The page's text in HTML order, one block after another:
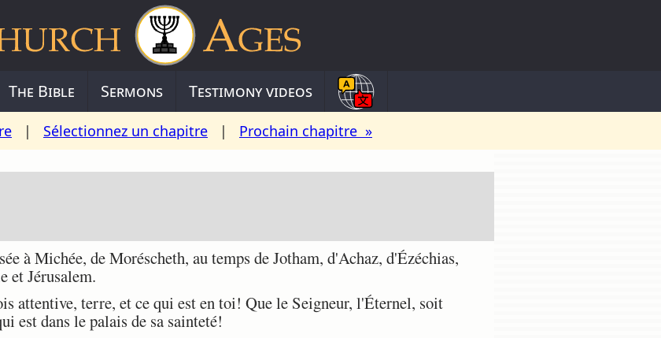
The Bible Sermons Testimony videos
| Sélectionnez un chapitre | Prochain chapitre »
à Michée, de Moréscheth, au temps de Jotham, d'Achaz, d'Ézéchias,
et Jérusalem.
attentive, terre, et ce qui est en toi! Que le Seigneur, l'Éternel, soit
est dans le palais de sa sainteté!